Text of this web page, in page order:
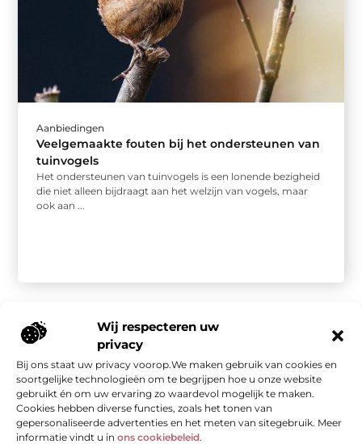
Wij respecteren uw
privacy
Bij ons staat uw privacy voorop.We maken gebruik van cookies en
soortgelijke technologieën om te begrijpen hoe u onze website
gebruikt én om uw ervaring zo waardevol mogelijk te maken.
Cookies hebben diverse functies, zoals het tonen van
gepersonaliseerde advertenties en het meten van sitegebruik. Meer
informatie vindt u in ons cookiebeleid.
Aanbiedingen
Veelgemaakte fouten bij het ondersteunen van
tuinvogels
Het ondersteunen van tuinvogels is een lonende bezigheid
die niet alleen bijdraagt aan het welzijn van vogels, maar
ook aan ...
Onze informatie